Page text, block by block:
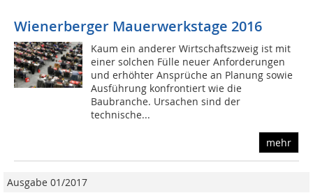
Wienerberger Mauerwerkstage 2016
Kaum ein anderer Wirtschaftszweig ist mit
einer solchen Fülle neuer Anforderungen
und erhöhter Ansprüche an Planung sowie
Ausführung konfrontiert wie die
Baubranche. Ursachen sind der
technische...
mehr
Ausgabe 01/2017